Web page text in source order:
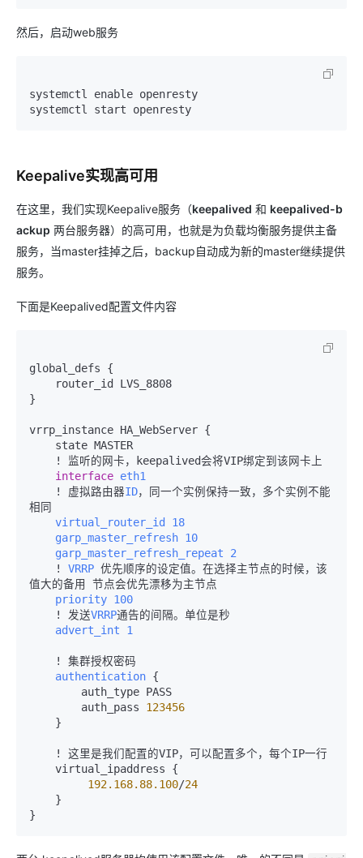
然后，启动web服务
system
system
Keepalive实现高可用
在这里，我们实现Keepalive服务（keepalived 和 keepalived-b
ackup 两台服务器）的高可用，也就是为负载均衡服务提供主备
服务，当master挂掉之后，backup自动成为新的master继续提供
服务。
下面是Keepalived配置文件内容
global_defs {
}
vrrp_instance HA_WebServer {
interface eth1
    ! 虚拟路由器
ID，同一个实例保持一致，多个实例不能
相同
virtual_router_id
18
garp_master_refresh 10
garp_master_refresh_repeat
2
    !
VRRP 优先顺序的设定值。在选择主节点的时候，该
值大的备用 节点会优先漂移为主节点
priority 100
    ! 发送
VRRP通告的间隔。单位是秒
advert_int
1
authentication {
        auth_pass
123456
192.168.88.100/24